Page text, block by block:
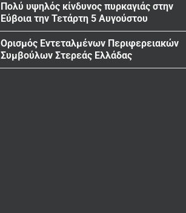
Πολύ υψηλός κίνδυνος πυρκαγιάς στην
Εύβοια την Τετάρτη 5 Αυγούστου
Ορισμός Εντεταλμένων Περιφερειακών
Συμβούλων Στερεάς Ελλάδας